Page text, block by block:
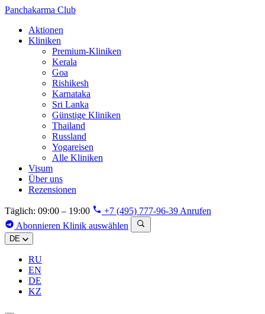
Panchakarma Club
Aktionen
Kliniken
Premium-Kliniken
Kerala
Goa
Rishikesh
Karnataka
Sri Lanka
Günstige Kliniken
Thailand
Russland
Yogareisen
Alle Kliniken
Visum
Über uns
Rezensionen
Täglich: 09:00 – 19:00 +7 (495) 777-96-39 Anrufen
Abonnieren Klinik auswählen
DE
RU
EN
DE
KZ